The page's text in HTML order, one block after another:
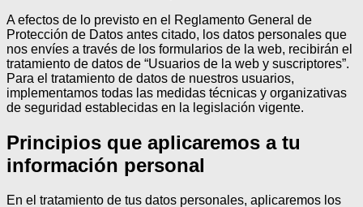
A efectos de lo previsto en el Reglamento General de
Protección de Datos antes citado, los datos personales que
nos envíes a través de los formularios de la web, recibirán el
tratamiento de datos de “Usuarios de la web y suscriptores”.
Para el tratamiento de datos de nuestros usuarios,
implementamos todas las medidas técnicas y organizativas
de seguridad establecidas en la legislación vigente.
Principios que aplicaremos a tu
información personal
En el tratamiento de tus datos personales, aplicaremos los